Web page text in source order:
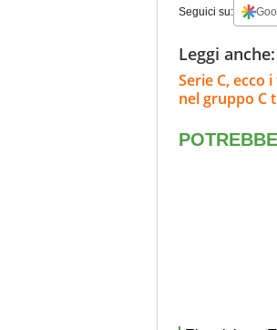
Seguici su:
Leggi anche:
Serie C, ecco
nel gruppo C